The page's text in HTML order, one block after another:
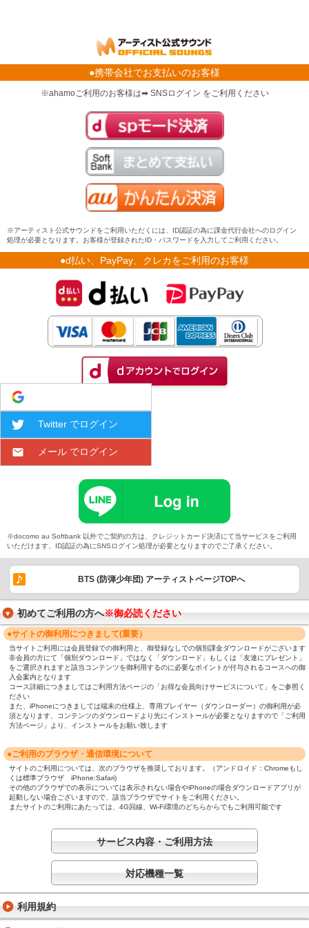
●携帯会社でお支払いのお客様
※ahamoご利用のお客様は➡ SNSログイン をご利用ください
※アーティスト公式サウンドをご利用いただくには、ID認証の為に課金代行会社へのログイン
処理が必要となります。お客様が登録されたID・パスワードを入力してご利用ください。
●d払い、PayPay、クレカをご利用のお客様
Twitter でログイン
メール でログイン
※docomo au Softbank 以外でご契約の方は、クレジットカード決済にて当サービスをご利用
いただけます、ID認証の為にSNSログイン処理が必要となりますのでご了承ください。
BTS (防弾少年団) アーティストページTOPへ
初めてご利用の方へ※御必読ください
●サイトの御利用につきまして(重要）
当サイトご利用には会員登録での御利用と、御登録なしでの個別課金ダウンロードがございます
非会員の方にて「個別ダウンロード」ではなく「ダウンロード」もしくは「友達にプレゼント」
をご選択されますと該当コンテンツを御利用するのに必要なポイントが付与されるコースへの御
入会案内となります
コース詳細につきましてはご利用方法ページの「お得な会員向けサービスについて」をご参照く
ださい
また、iPhoneにつきましては端末の仕様上、専用プレイヤー（ダウンローダー）の御利用が必
須となります、コンテンツのダウンロードより先にインストールが必要となりますので「ご利用
方法ページ」より、インストールをお願い致します
●ご利用のブラウザ・通信環境について
サイトのご利用については、次のブラウザを推奨しております。（アンドロイド：Chromeもし
くは標準ブラウザ iPhone:Safari)
その他のブラウザでの表示については表示されない場合やiPhoneの場合ダウンロードアプリが
起動しない場合ございますので、該当ブラウザでサイトをご利用ください。
またサイトのご利用にあたっては、4G回線、Wi-Fi環境のどちらからでもご利用可能です
サービス内容・ご利用方法
対応機種一覧
利用規約